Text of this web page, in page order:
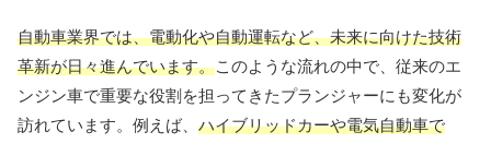
自動車業界では、電動化や自動運転など、未来に向けた技術
革新が日々進んでいます。このような流れの中で、従来のエ
ンジン車で重要な役割を担ってきたプランジャーにも変化が
訪れています。例えば、 ハイブリッドカーや電気自動車で